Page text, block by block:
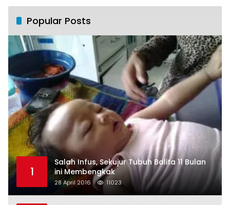
Popular Posts
1
Salah Infus, Sekujur Tubuh Balita 11 Bulan
ini Membengkak
28 April 2016 11023